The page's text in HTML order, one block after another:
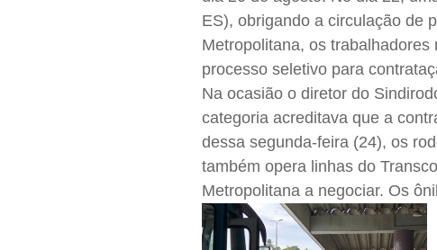
ES), obrigando a circulação de
Metropolitana, os
processo seletivo para
Na ocasião o diretor do
categoria acreditava que a
dessa segunda-feira (24), os
também opera linhas do
Metropolitana a negociar. Os